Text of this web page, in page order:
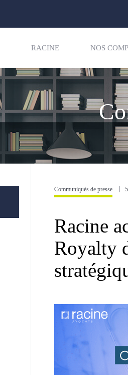
RACINE NOS
Communiqués de presse
Racine
Royalty